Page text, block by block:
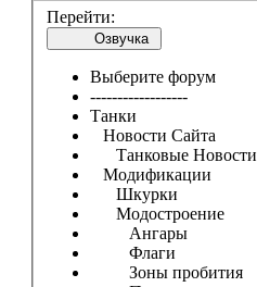
Перейти:
Озвучка
Выберите форум
------------------
Танки
Новости Сайта
Танковые Новости
Модификации
Шкурки
Модостроение
Ангары
Флаги
Зоны пробития